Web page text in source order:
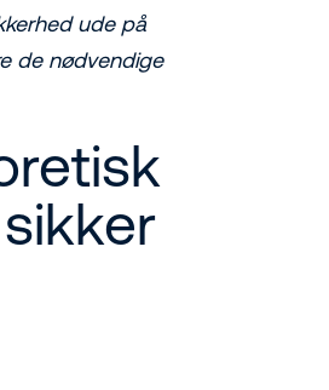
ude på
de nødvendige